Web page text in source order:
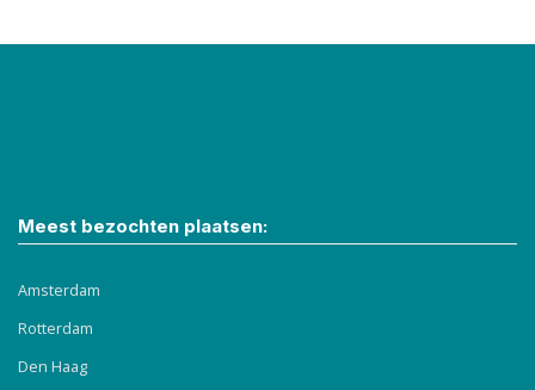
Meest bezochten plaatsen:
Amsterdam
Rotterdam
Den Haag